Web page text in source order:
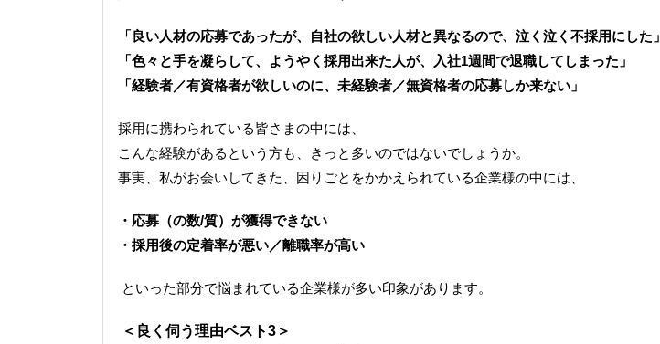
「良い人材の応募であったが、自社の欲しい人材と異なるので、泣く泣く不採用にした」
「色々と手を凝らして、ようやく採用出来た人が、入社1週間で退職してしまった」
「経験者／有資格者が欲しいのに、未経験者／無資格者の応募しか来ない」
採用に携わられている皆さまの中には、
こんな経験があるという方も、きっと多いのではないでしょうか。
事実、私がお会いしてきた、困りごとをかかえられている企業様の中には、
・応募（の数/質）が獲得できない
・採用後の定着率が悪い／離職率が高い
といった部分で悩まれている企業様が多い印象があります。
＜良く伺う理由ベスト3＞